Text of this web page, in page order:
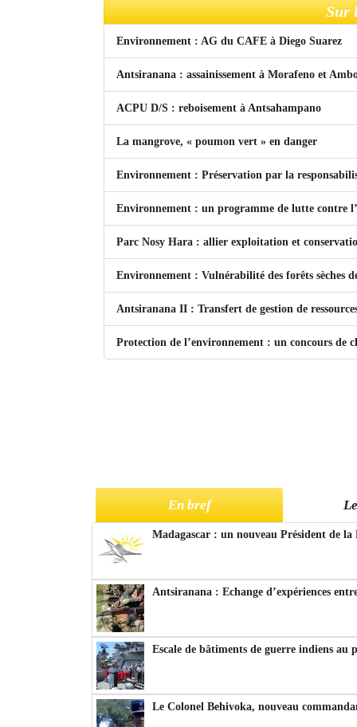
Connexion
Mot de passe oublié ?
Sur
Environnement : AG du CAFE à Diego Suarez
Antsiranana : assainissement à Morafeno et
ACPU D/S : reboisement à Antsahampano
La mangrove, « poumon vert » en danger
Environnement : Préservation par la
Environnement : un programme de lutte contre
Parc Nosy Hara : allier exploitation et
Environnement : Vulnérabilité des forêts sèches
Antsiranana II : Transfert de gestion de
Protection de l’environnement : un concours de
En bref
Madagascar : un nouveau Président de
Antsiranana : Echange d’expériences
Escale de bâtiments de guerre indiens au
Le Colonel Behivoka, nouveau